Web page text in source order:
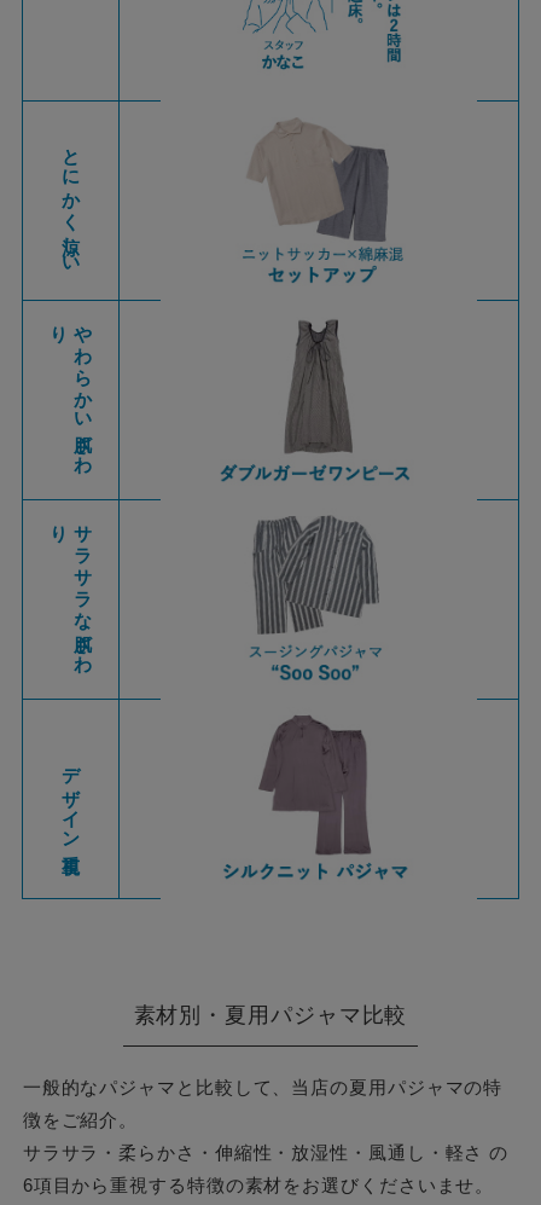
とにかく涼しい
や
わ
ら
か
い
肌ざ
わ
り
サ
ラ
サ
ラ
な
肌ざ
わ
り
デザイン重視
素材別・夏用パジャマ比較
一般的なパジャマと比較して、当店の夏用パジャマの特
徴をご紹介。
サラサラ・柔らかさ・伸縮性・放湿性・風通し・軽さ の
6項目から重視する特徴の素材をお選びくださいませ。